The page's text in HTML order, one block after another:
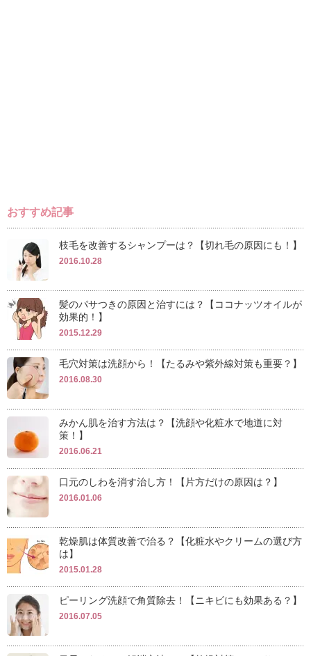
おすすめ記事
枝毛を改善するシャンプーは？【切れ毛の原因にも！】
2016.10.28
髪のパサつきの原因と治すには？【ココナッツオイルが
効果的！】
2015.12.29
毛穴対策は洗顔から！【たるみや紫外線対策も重要？】
2016.08.30
みかん肌を治す方法は？【洗顔や化粧水で地道に対
策！】
2016.06.21
口元のしわを消す治し方！【片方だけの原因は？】
2016.01.06
乾燥肌は体質改善で治る？【化粧水やクリームの選び方
は】
2015.01.28
ピーリング洗顔で角質除去！【ニキビにも効果ある？】
2016.07.05